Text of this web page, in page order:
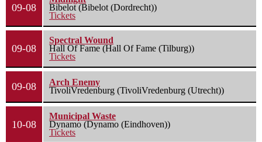
09-08
Bibelot (Bibelot (Dordrecht))
Tickets
09-08
Spectral Wound
Hall Of Fame (Hall Of Fame (Tilburg))
Tickets
09-08
Arch Enemy
TivoliVredenburg (TivoliVredenburg (Utrecht))
10-08
Municipal Waste
Dynamo (Dynamo (Eindhoven))
Tickets